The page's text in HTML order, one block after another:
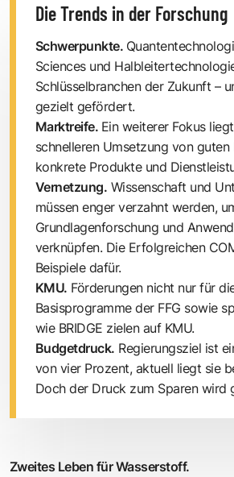
Die Trends in der Forschung
Schwerpunkte.
Sciences und
Schlüsselbranchen der Zukunft –
gezielt gefördert.
Marktreife. Ein weiterer Fokus
schnelleren Umsetzung von guten
konkrete Produkte und
Vernetzung. Wissenschaft und
müssen enger verzahnt werden,
Grundlagenforschung und
verknüpfen. Die Erfolgreichen
­Beispiele dafür.
KMU. Förderungen nicht nur für
Basisprogramme der FFG sowie
wie BRIDGE zielen auf KMU.
Budgetdruck. Regierungsziel ist
von vier Prozent, aktuell liegt sie
Doch der Druck zum Sparen wird
Zweites Leben für Wasserstoff.